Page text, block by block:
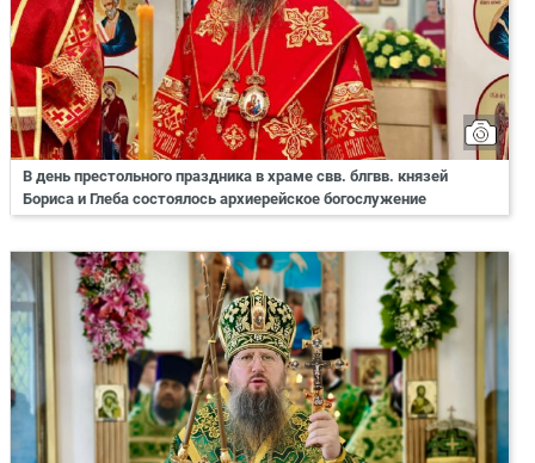
В день престольного праздника в храме свв. блгвв. князей
Бориса и Глеба состоялось архиерейское богослужение